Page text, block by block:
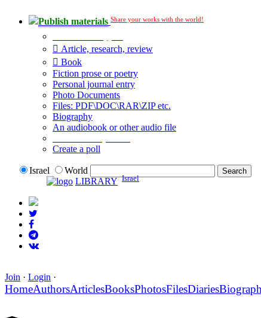
Publish materials Share your works with the world!
Article, research, review
Book
Fiction prose or poetry
Personal journal entry
Photo Documents
Files: PDF\DOC\RAR\ZIP etc.
Biography
An audiobook or other audio file
Create a poll
Israel
World
LIBRARY Israel
Join · Login ·
HomeAuthorsArticlesBooksPhotosFilesDiaries